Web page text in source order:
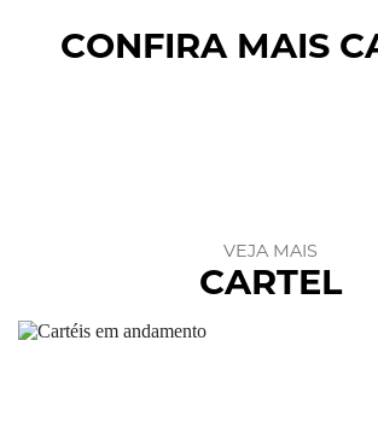
CONFIRA MAIS
VEJA MAIS
CARTEL